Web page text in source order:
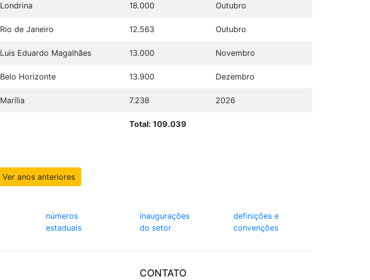
Londrina 18.000 Outubro
Rio de Janeiro 12.563 Outubro
Luis Eduardo Magalhães 13.000 Novembro
Belo Horizonte 13.900 Dezembro
Marília 7.238 2026
Total: 109.039
Ver anos anteriores
números
estaduais
inaugurações
do setor
definições e
convenções
CONTATO